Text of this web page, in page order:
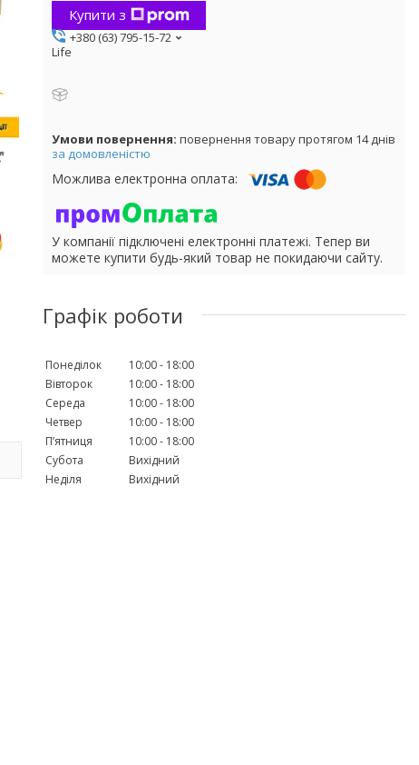
Купити з
+380 (63) 795-15-72
Life
повернення товару протягом 14 днів
за домовленістю
У компанії підключені електронні платежі. Тепер ви
можете купити будь-який товар не покидаючи сайту.
Графік роботи
Понеділок 10:00
18:00
Вівторок
10:00
18:00
Середа
10:00
18:00
Четвер
10:00
18:00
Пʼятниця
10:00
18:00
Субота
Вихідний
Неділя
Вихідний